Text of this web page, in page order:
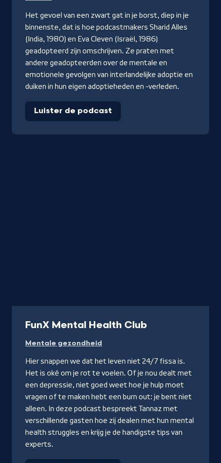
Het gevoel van een zwart gat in je borst, diep in je
binnenste, dat is hoe podcastmakers Sharid Alles
(India, 1980) en Eva Cleven (Israël, 1986)
geadopteerd zijn omschrijven. Ze praten met
andere geadopteerden over de mentale en
emotionele gevolgen van interlandelijke adoptie en
duiken in hun eigen adoptieheden en -verleden.
Luister de podcast
FunX Mental Health Club
Mentale gezondheid
Hier snappen we dat het leven niet 24/7 fissa is.
Het is oké om je rot te voelen. Of je nou dealt met
een depressie, niet goed weet hoe je hulp moet
vragen of te maken hebt een burn out: je bent niet
alleen. In deze podcast bespreekt Tannaz met
verschillende gasten hoe zij dealen met hun mental
health struggles en krijg je de handigste tips van
experts.